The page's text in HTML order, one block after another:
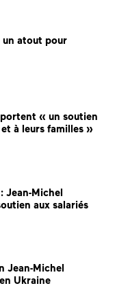
un atout pour
« un soutien
à leurs familles »
Jean-Michel
aux salariés
Jean-Michel
Ukraine